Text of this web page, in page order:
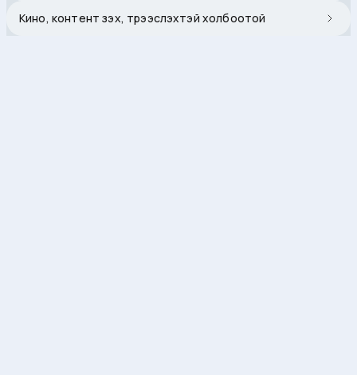
Кино, контент үзэх, түрээслэхтэй холбоотой